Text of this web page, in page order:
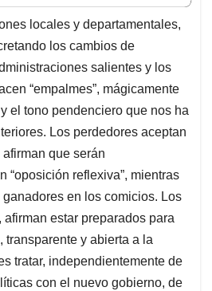
e
a
d
s
locales y departamentales,
los cambios de
salientes y los
“empalmes”, mágicamente
el tono pendenciero que nos ha
Los perdedores aceptan
que serán
“oposición reflexiva”, mientras
en los comicios. Los
estar preparados para
transparente y abierta a la
tratar, independientemente de
con el nuevo gobierno, de